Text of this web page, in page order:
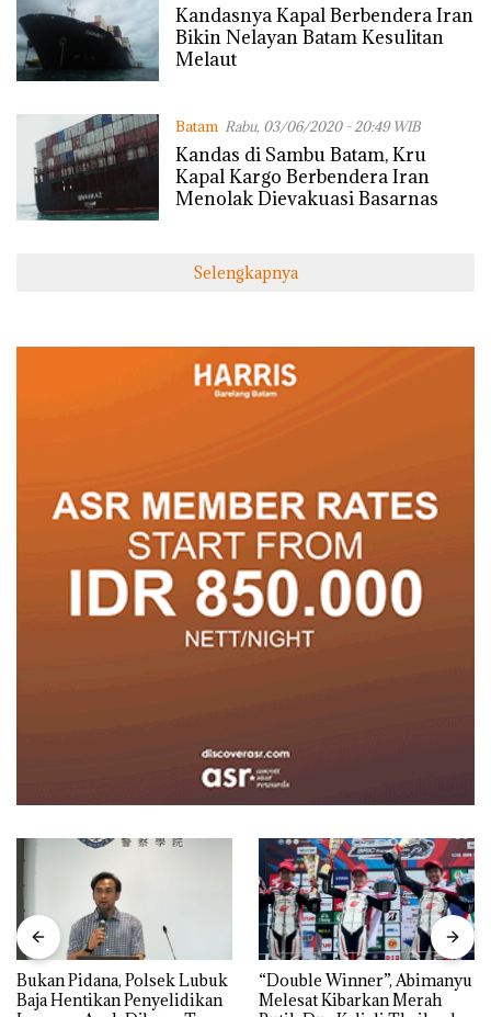
Jumat, 19/06/2020 - 14:56 WIB
Kandasnya Kapal Berbendera Iran
Bikin Nelayan Batam Kesulitan
Melaut
Batam Rabu, 03/06/2020 - 20:49 WIB
Kandas di Sambu Batam, Kru
Kapal Kargo Berbendera Iran
Menolak Dievakuasi Basarnas
Selengkapnya
“Double Winner”, Abimanyu
Melesat Kibarkan Merah
Dekan FIKP UMRAH:
Pengelolaan Sedimentasi